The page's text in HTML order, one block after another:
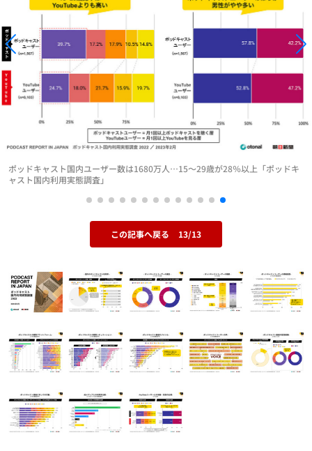
ポッドキャスト国内ユーザー数は1680万人…15～29歳が28％以上「ポッドキ
ャスト国内利用実態調査」
この記事へ戻る 13/13